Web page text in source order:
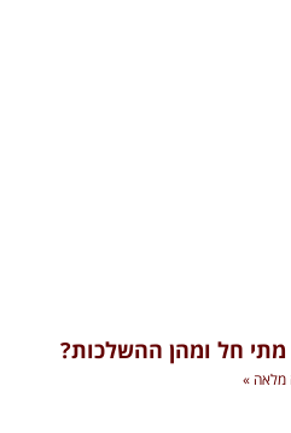
חל ומהן ההשלכות?
מלאה »